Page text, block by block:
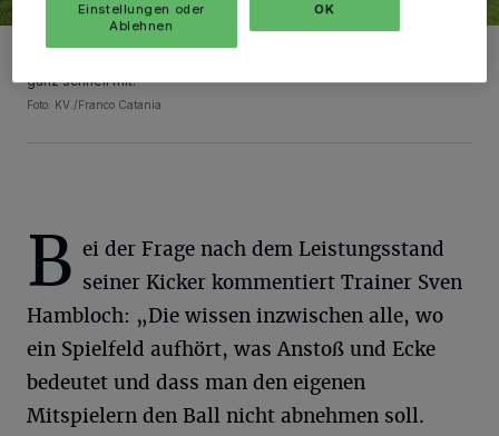
„Was sind wir? Ein Team!“ So lautet der Schlachtruf der zweiten
ganz schnell mit.
Foto: KV./Franco Catania
B ei der Frage nach dem Leistungsstand
seiner Kicker kommentiert Trainer Sven
Hambloch: „Die wissen inzwischen alle, wo
ein Spielfeld aufhört, was Anstoß und Ecke
bedeutet und dass man den eigenen
Mitspielern den Ball nicht abnehmen soll.
Einstellungen oder
Ablehnen
OK